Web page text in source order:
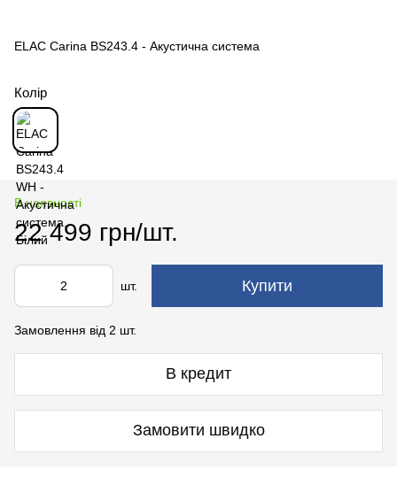
ELAC Carina BS243.4 - Акустична система
Колір
В наявності
22 499 грн/шт.
шт. Купити
Замовлення від 2 шт.
В кредит
Замовити швидко